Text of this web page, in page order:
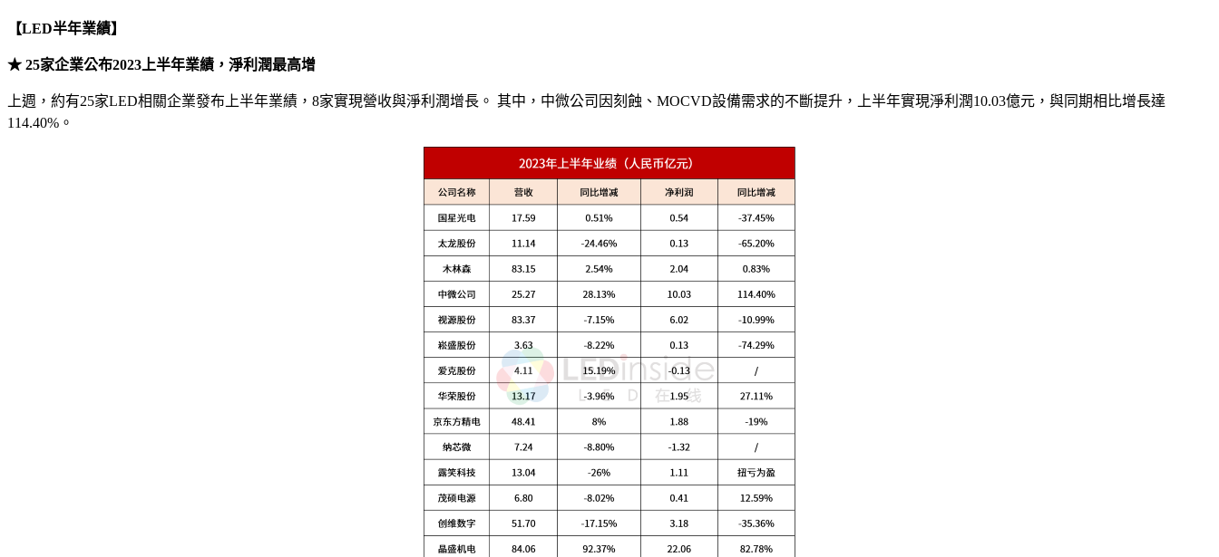
【LED半年業績】
★ 25家企業公布2023上半年業績，淨利潤最高增
上週，約有25家LED相關企業發布上半年業績，8家實現營收與淨利潤增長。 其中，中微公司因刻蝕、MOCVD設備需求的不斷提升，上半年實現淨利潤10.03億元，與同期相比增長達
114.40%。